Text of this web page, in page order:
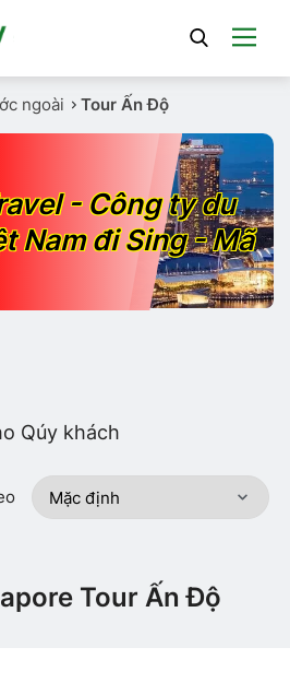
ngoài Tour Ấn Độ
- Công ty du
Nam đi Sing - Mã
Qúy khách
Tour Ấn Độ